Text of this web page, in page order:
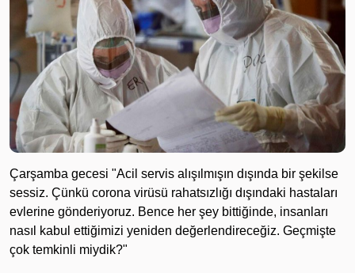
Çarşamba gecesi "Acil servis alışılmışın dışında bir şekilse
sessiz. Çünkü corona virüsü rahatsızlığı dışındaki hastaları
evlerine gönderiyoruz. Bence her şey bittiğinde, insanları
nasıl kabul ettiğimizi yeniden değerlendireceğiz. Geçmişte
çok temkinli miydik?"